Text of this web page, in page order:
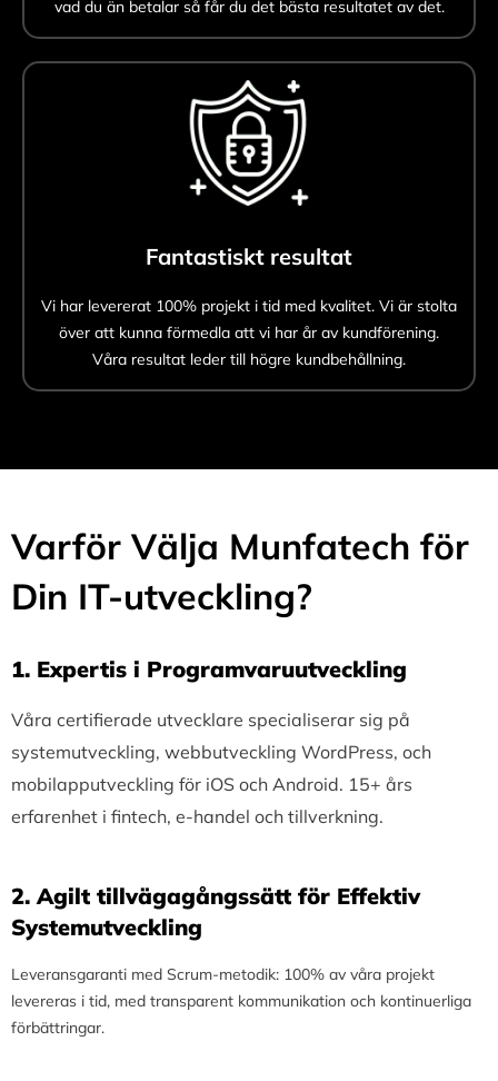
vad du än betalar så får du det bästa resultatet av det.
Fantastiskt resultat
Vi har levererat 100% projekt i tid med kvalitet. Vi är stolta
över att kunna förmedla att vi har år av kundförening.
Våra resultat leder till högre kundbehållning.
Varför Välja Munfatech för
Din IT-utveckling?
1.⁠ ⁠Expertis i Programvaruutveckling
Våra certifierade utvecklare specialiserar sig på
systemutveckling, webbutveckling WordPress, och
mobilapputveckling för iOS och Android. 15+ års
erfarenhet i fintech, e-handel och tillverkning.
2.⁠ ⁠Agilt tillvägagångssätt för Effektiv
Systemutveckling
Leveransgaranti med Scrum-metodik: 100% av våra projekt
levereras i tid, med transparent kommunikation och kontinuerliga
förbättringar.